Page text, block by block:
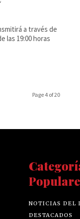
a través de
las 19:00 horas
Page 4 of 20
NOTICIAS DEL
DESTACADOS